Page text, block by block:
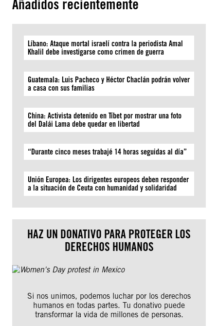
Añadidos recientemente
Líbano: Ataque mortal israelí contra la periodista Amal
Khalil debe investigarse como crimen de guerra
Guatemala: Luis Pacheco y Héctor Chaclán podrán volver
a casa con sus familias
China: Activista detenido en Tíbet por mostrar una foto
del Dalái Lama debe quedar en libertad
“Durante cinco meses trabajé 14 horas seguidas al día”
Unión Europea: Los dirigentes europeos deben responder
a la situación de Ceuta con humanidad y solidaridad
HAZ UN DONATIVO PARA PROTEGER LOS
DERECHOS HUMANOS
Si nos unimos, podemos luchar por los derechos
humanos en todas partes. Tu donativo puede
transformar la vida de millones de personas.